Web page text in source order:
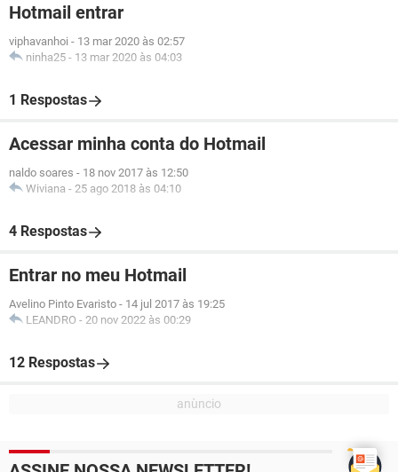
Hotmail entrar
viphavanhoi - 13 mar 2020 às 02:57
ninha25 - 13 mar 2020 às 04:03
1 Respostas
Acessar minha conta do Hotmail
naldo soares - 18 nov 2017 às 12:50
Wiviana - 25 ago 2018 às 04:10
4 Respostas
Entrar no meu Hotmail
Avelino Pinto Evaristo - 14 jul 2017 às 19:25
LEANDRO - 20 nov 2022 às 00:29
12 Respostas